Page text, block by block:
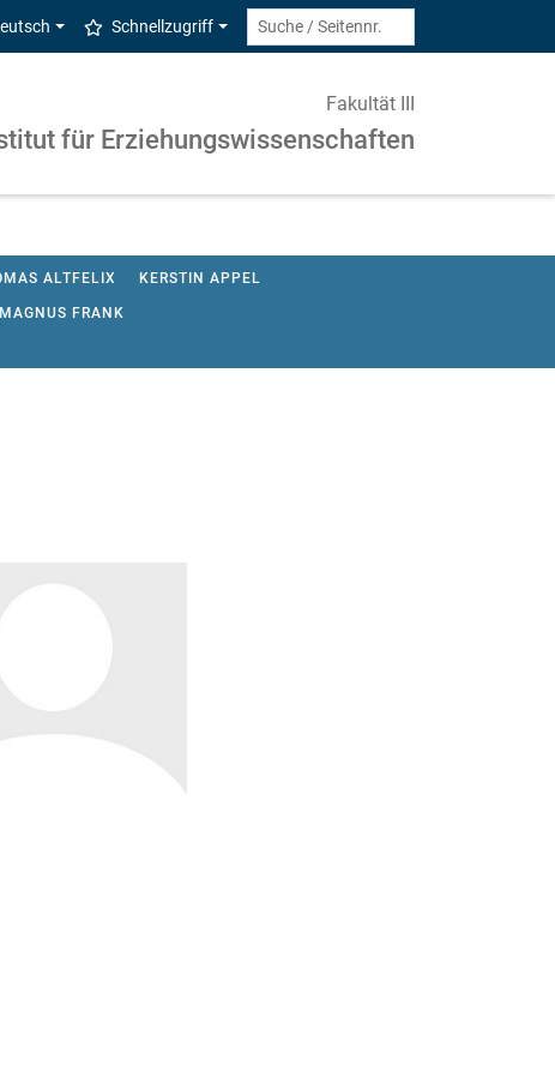
Schnellzugriff
Fakultät III
für Erziehungswissenschaften
ALTFELIX KERSTIN APPEL
FRANK